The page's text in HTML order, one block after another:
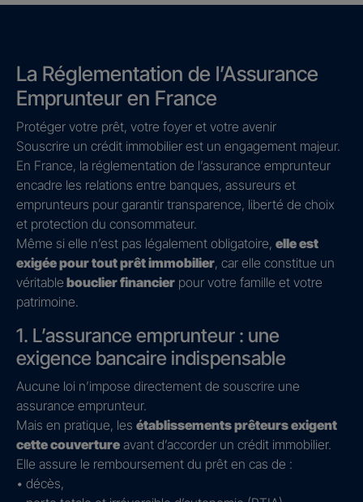
La Réglementation de l’Assurance
Emprunteur en France
Protéger votre prêt, votre foyer et votre avenir
Souscrire un crédit immobilier est un engagement majeur.
En France, la réglementation de l’assurance emprunteur
encadre les relations entre banques, assureurs et
emprunteurs pour garantir transparence, liberté de choix
et protection du consommateur.
Même si elle n’est pas légalement obligatoire, elle est
exigée pour tout prêt immobilier, car elle constitue un
véritable bouclier financier pour votre famille et votre
patrimoine.
1. L’assurance emprunteur : une
exigence bancaire indispensable
Aucune loi n’impose directement de souscrire une
assurance emprunteur.
Mais en pratique, les établissements prêteurs exigent
cette couverture avant d’accorder un crédit immobilier.
Elle assure le remboursement du prêt en cas de :
• décès,